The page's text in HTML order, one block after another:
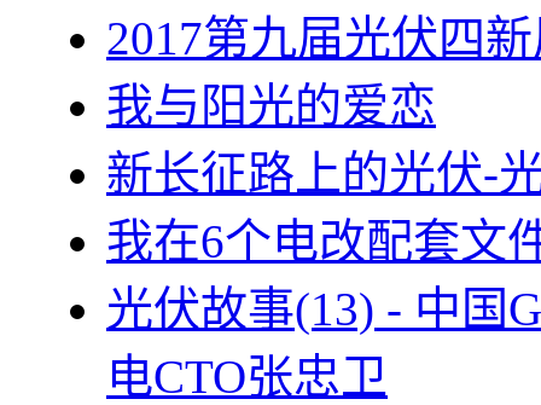
2017第九届光伏四
我与阳光的爱恋
新长征路上的光伏-
我在6个电改配套文
光伏故事(13) - 中国
电CTO张忠卫